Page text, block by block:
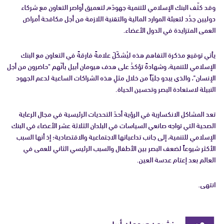
وقد كثّف البنك الإسلامي للتنمية جهودَه لتعميق أواصر التعاون مع شركاء
دوليين جدُد لتعبئة الموارد المالية والتقنية اللازمة من أجل مكافحة أمراض
العمى المتزايدة في الدول الأعضاء.
يأتي توقيع مذكرة التفاهم هذه ليُشكّلَ علامةً فارقةً في التعاون مع البنك
الإسلامي للتنمية، وشهادةً تؤكدُ على هدف هيومان أبيل بأنّهم "حاضرون من أجل
الإنسان"، والذي يبدو جليّاً من خلال مثلِ هذه الشراكات الساعية لدعم الجهود
النبيلة لاستعادة البصر وتحسين الحياة.
تعد المشاكل الانكسارية في الرؤية أحدَ التحديات الرئيسية في مجال الرعاية
الصحية التي تواجه صانعي السياسات في البلدان الثلاثة عشر الأعضاء في البنك
الإسلامي للتنمية، إلى جانب تداعياتها الاجتماعية والاقتصادية؛ إذ أنها السبب
الأكثر شيوعاً لضعف البصر بين الأطفال والسبب الرئيسي الثاني للعمى في
العالم بعد إعتام عدسة العين.
انتهى.